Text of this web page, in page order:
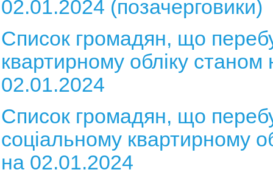
02.01.2024 (позачерговики)
Список громадян, що
квартирному обліку станом
02.01.2024
Список громадян, що
соціальному квартирному
на 02.01.2024